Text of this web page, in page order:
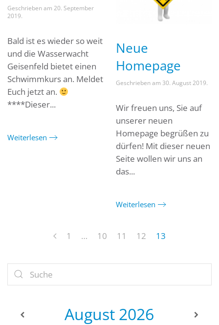
Geschrieben am 20. September
2019.
Bald ist es wieder so weit
und die Wasserwacht
Geisenfeld bietet einen
Schwimmkurs an. Meldet
Euch jetzt an.
****Dieser...
Weiterlesen
Neue
Homepage
Geschrieben am 30. August 2019.
Wir freuen uns, Sie auf
unserer neuen
Homepage begrüßen zu
dürfen! Mit dieser neuen
Seite wollen wir uns an
das...
Weiterlesen
1 … 10 11 12 13
August 2026